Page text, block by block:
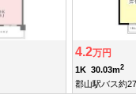
4.2万円
1K 30.03m2
郡山駅バス約